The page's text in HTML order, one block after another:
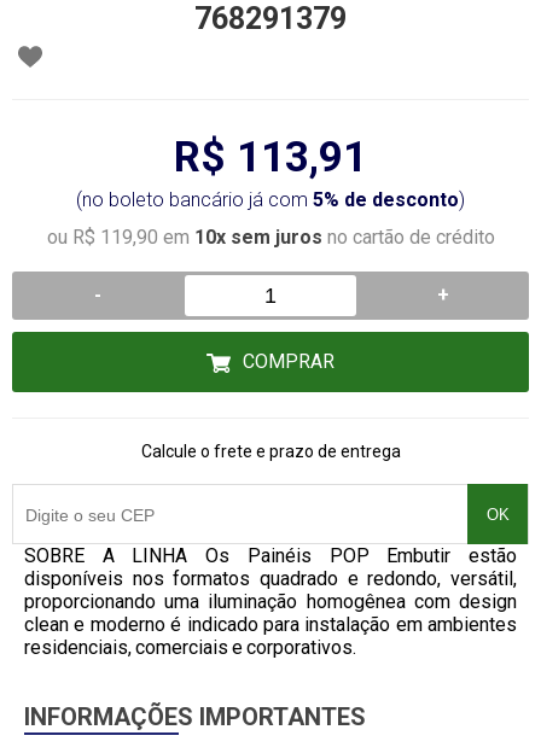
768291379
R$ 113,91
(no boleto bancário já com 5% de desconto)
ou R$ 119,90 em 10x sem juros no cartão de crédito
- +
COMPRAR
Calcule o frete e prazo de entrega
OK
SOBRE A LINHA Os Painéis POP Embutir estão
disponíveis nos formatos quadrado e redondo, versátil,
proporcionando uma iluminação homogênea com design
clean e moderno é indicado para instalação em ambientes
residenciais, comerciais e corporativos.
INFORMAÇÕES IMPORTANTES